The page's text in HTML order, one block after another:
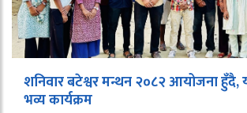
शनिवार बटेश्वर मन्थन २०८२ आयोजना हुँदै,
भव्य कार्यक्रम